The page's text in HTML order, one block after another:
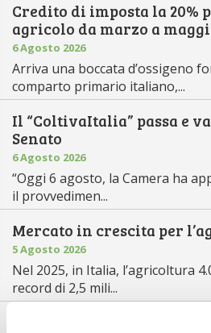
Credito di imposta la 20%
agricolo da marzo a
6 Agosto 2026
Arriva una boccata d’ossigeno
comparto primario italiano,...
Il “ColtivaItalia” passa e
Senato
6 Agosto 2026
“Oggi 6 agosto, la Camera ha
il provvedimen...
Mercato in crescita per
5 Agosto 2026
Nel 2025, in Italia, l’agricoltura
record di 2,5 mili...
Saldi Pac: ogni anno